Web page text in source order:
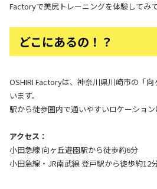
Factoryで美尻トレーニングを体験してみ
どこにあるの！？
OSHIRI Factoryは、神奈川県川崎市の「
います。
駅から徒歩圏内で通いやすいロケーション
アクセス：
小田急線 向ヶ丘遊園駅から徒歩約6分
小田急線・JR南武線 登戸駅から徒歩約12